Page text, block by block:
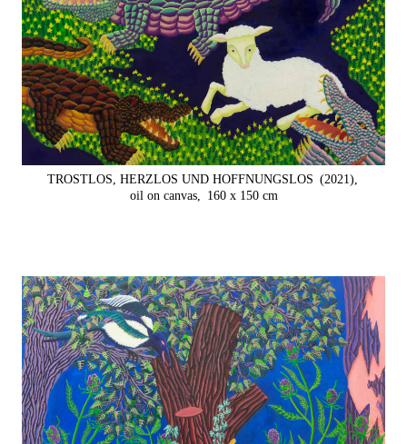
TROSTLOS, HERZLOS UND HOFFNUNGSLOS (2021),
oil on canvas,
160 x 150 cm